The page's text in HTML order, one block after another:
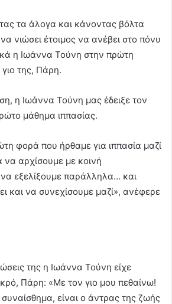
τα άλογα και κάνοντας βόλτα
νιώσει έτοιμος να ανέβει στο πόνυ
η Ιωάννα Τούνη στην πρώτη
της, Πάρη.
η Ιωάννα Τούνη μας έδειξε τον
μάθημα ιππασίας.
φορά που ήρθαμε για ιππασία μαζί
αρχίσουμε με κοινή
εξελίξουμε παράλληλα… και
και να συνεχίσουμε μαζί», ανέφερε
της η Ιωάννα Τούνη είχε
Πάρη: «Με τον γιο μου πεθαίνω!
είναι ο άντρας της ζωής